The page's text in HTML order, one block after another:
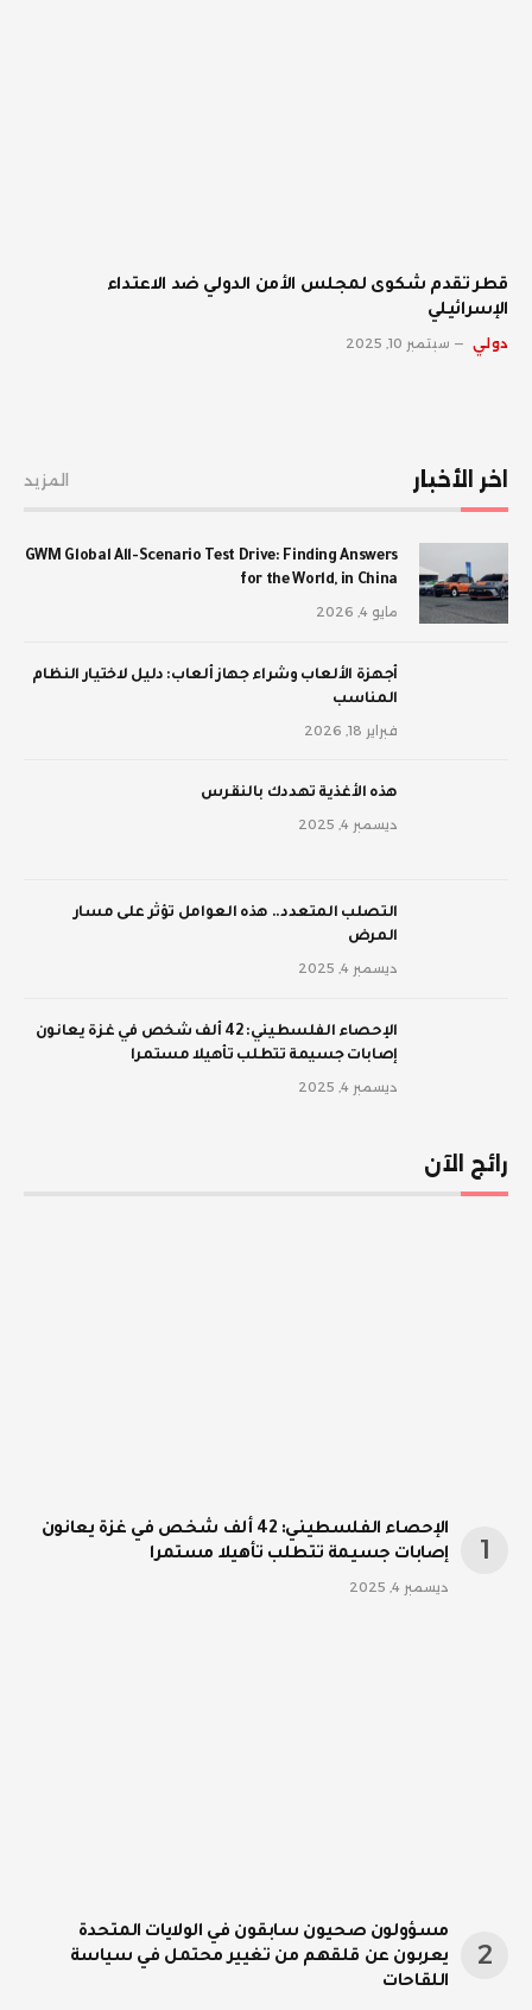
قطر تقدم شكوى لمجلس الأمن الدولي ضد الاعتداء
الإسرائيلي
دولي سبتمبر 10, 2025
اخر الأخبار المزيد
GWM Global All-Scenario Test Drive: Finding Answers
for the World, in China
مايو 4, 2026
أجهزة الألعاب وشراء جهاز ألعاب: دليل لاختيار النظام
المناسب
فبراير 18, 2026
‫هذه الأغذية تهددك بالنقرس
ديسمبر 4, 2025
‫التصلب المتعدد.. هذه العوامل تؤثر على مسار
المرض
ديسمبر 4, 2025
الإحصاء الفلسطيني: 42 ألف شخص في غزة يعانون
إصابات جسيمة تتطلب تأهيلا مستمرا
ديسمبر 4, 2025
رائج الآن
الإحصاء الفلسطيني: 42 ألف شخص في غزة يعانون
إصابات جسيمة تتطلب تأهيلا مستمرا
ديسمبر 4, 2025
مسؤولون صحيون سابقون في الولايات المتحدة
يعربون عن قلقهم من تغيير محتمل في سياسة
اللقاحات